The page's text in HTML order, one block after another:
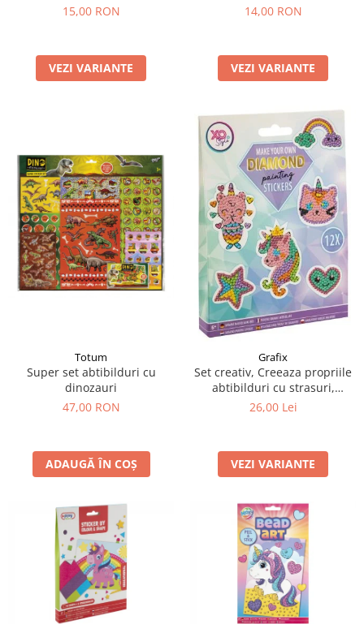
15,00 RON
VEZI VARIANTE
14,00 RON
VEZI VARIANTE
Totum
Super set abtibilduri cu
dinozauri
47,00 RON
ADAUGĂ ÎN COȘ
Grafix
Set creativ, Creeaza propriile
abtibilduri cu strasuri,
Diamond paint stickers, Grafix
26,00 Lei
VEZI VARIANTE